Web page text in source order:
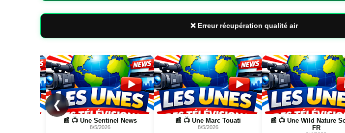
❌ Erreur récupération qualité air
❮
Page
📰 📺 Une Marc Touati
8/5/2026
Page
📰 📺 Une Wild Nature Science
FR
Page
📰 Logistique Rungis →
Guadeloupe